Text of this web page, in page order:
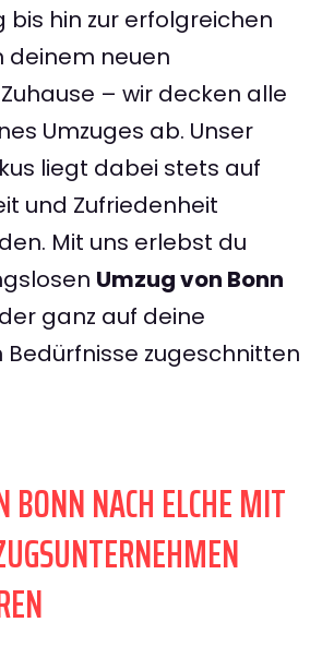
bis hin zur erfolgreichen
deinem neuen
– wir decken alle
Umzuges ab. Unser
liegt dabei stets auf
und Zufriedenheit
Mit uns erlebst du
Umzug von Bonn
ganz auf deine
Bedürfnisse zugeschnitten
BONN NACH ELCHE MIT